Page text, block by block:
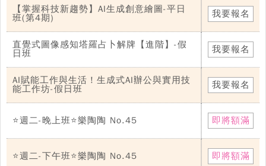
【掌握科技新趨勢】AI生成創意繪圖-平日
班(第4期)
我要報名
直覺式圖像感知塔羅占卜解牌【進階】-假
日班
我要報名
AI賦能工作與生活！生成式AI辦公與實用技
能工作坊-假日班
我要報名
⭐週二-晚上班⭐樂陶陶 No.45 即將額滿
⭐週二-下午班⭐樂陶陶 No.45 即將額滿